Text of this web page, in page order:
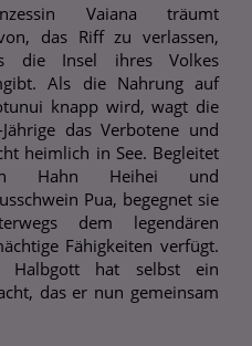
Vaiana träumt
das Riff zu verlassen,
die Insel ihres Volkes
Als die Nahrung auf
knapp wird, wagt die
Jährige das Verbotene und
heimlich in See. Begleitet
Hahn Heihei und
Pua, begegnet sie
dem legendären
Fähigkeiten verfügt.
Halbgott hat selbst ein
das er nun gemeinsam